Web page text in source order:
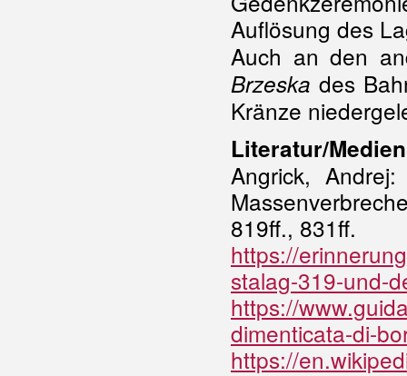
Auflösung des
Auch an den
Brzeska des
Kränze
Literatur/Medien
Angrick,
819ff., 831ff.
https://
stalag-319-und-
https://
dimenticata-di-
https://